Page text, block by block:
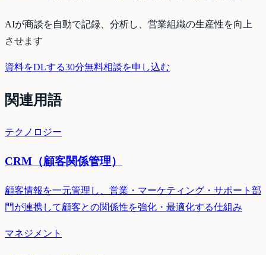
AIが商談を自動で記録、分析し、営業組織の生産性を向上
させます
資料をDLする30分無料相談を申し込む
関連用語
テクノロジー
CRM（顧客関係管理）
顧客情報を一元管理し、営業・マーケティング・サポート部
門が連携して顧客との関係性を強化・最適化する仕組み
マネジメント